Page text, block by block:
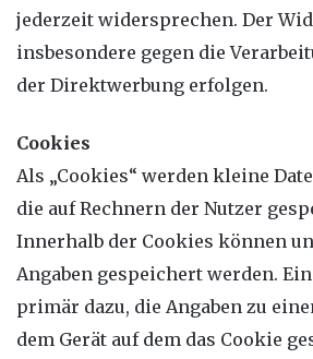
jederzeit widersprechen. Der
insbesondere gegen die
der Direktwerbung erfolgen.
Cookies
Als „Cookies“ werden kleine
die auf Rechnern der Nutzer
Innerhalb der Cookies können
Angaben gespeichert werden.
primär dazu, die Angaben zu
dem Gerät auf dem das Cookie